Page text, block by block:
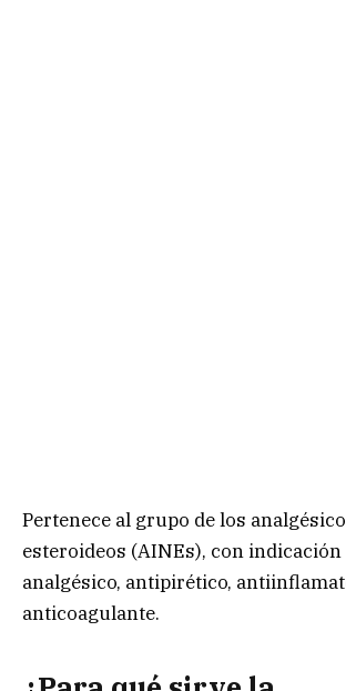
Pertenece al grupo de los
esteroideos (AINEs), con indicación
analgésico, antipirético,
anticoagulante.